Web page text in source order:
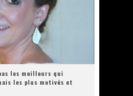
les meilleurs qui
les plus motivés et